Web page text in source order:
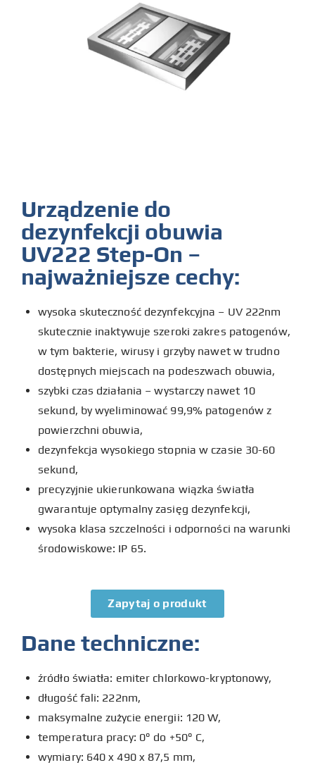
Urządzenie do
dezynfekcji obuwia
UV222 Step-On –
najważniejsze cechy:
wysoka skuteczność dezynfekcyjna – UV 222nm
skutecznie inaktywuje szeroki zakres patogenów,
w tym bakterie, wirusy i grzyby nawet w trudno
dostępnych miejscach na podeszwach obuwia,
szybki czas działania – wystarczy nawet 10
sekund, by wyeliminować 99,9% patogenów z
powierzchni obuwia,
dezynfekcja wysokiego stopnia w czasie 30-60
sekund,
precyzyjnie ukierunkowana wiązka światła
gwarantuje optymalny zasięg dezynfekcji,
wysoka klasa szczelności i odporności na warunki
środowiskowe: IP 65.
Zapytaj o produkt
Dane techniczne:
źródło światła: emiter chlorkowo-kryptonowy,
długość fali: 222nm,
maksymalne zużycie energii: 120 W,
temperatura pracy: 0° do +50° C,
wymiary: 640 x 490 x 87,5 mm,